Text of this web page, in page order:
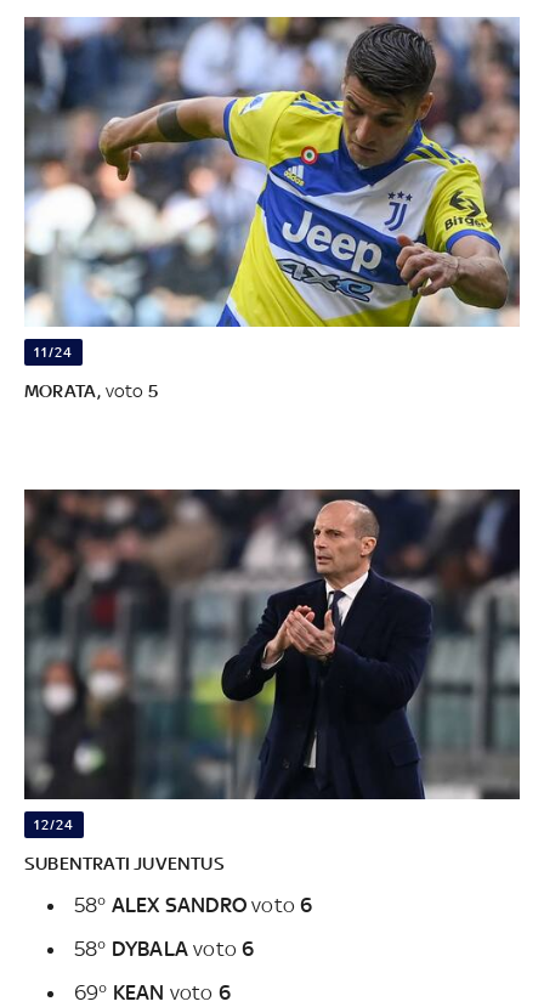
11/24
MORATA, voto 5
12/24
SUBENTRATI JUVENTUS
58° ALEX SANDRO voto6
58° DYBALA voto6
69° KEAN voto 6